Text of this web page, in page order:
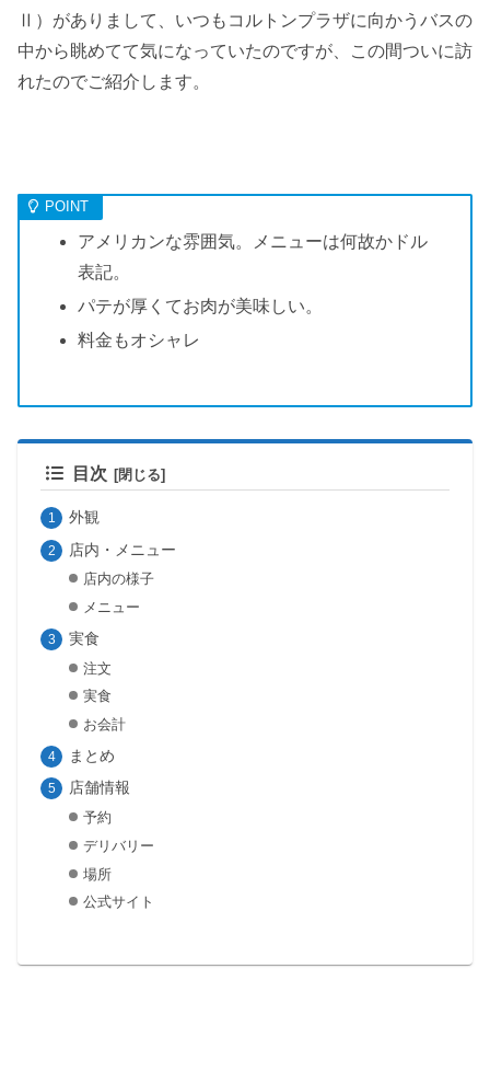
Ⅱ）がありまして、いつもコルトンプラザに向かうバスの
中から眺めてて気になっていたのですが、この間ついに訪
れたのでご紹介します。
アメリカンな雰囲気。メニューは何故かドル
表記。
パテが厚くてお肉が美味しい。
料金もオシャレ
目次
外観
店内・メニュー
店内の様子
メニュー
実食
注文
実食
お会計
まとめ
店舗情報
予約
デリバリー
場所
公式サイト